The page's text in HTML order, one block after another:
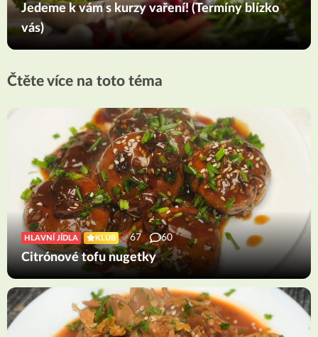
Jedeme k vám s kurzy vaření! (Termíny blízko
vás)
Čtěte více na toto téma
HLAVNÍ JÍDLA KLUB 67 60
Citrónové tofu nugetky